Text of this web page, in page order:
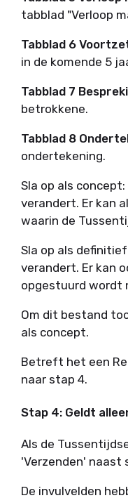
tabblad "Verloop
Tabblad 6
in de komende 5
Tabblad 7
betrokkene.
Tabblad 8
ondertekening.
Sla op als
verandert. Er kan
waarin de
Sla op als
verandert. Er kan
opgestuurd wordt
Om dit bestand
als concept.
Betreft het een
naar stap 4.
Stap 4: Geldt
Als de
'Verzenden'
De invulvelden